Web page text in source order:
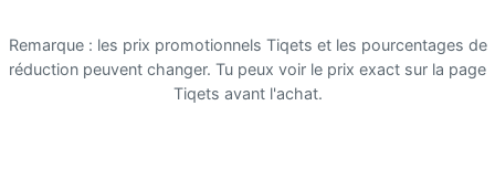
Remarque : les prix promotionnels Tiqets et les pourcentages de
réduction peuvent changer. Tu peux voir le prix exact sur la page
Tiqets avant l'achat.